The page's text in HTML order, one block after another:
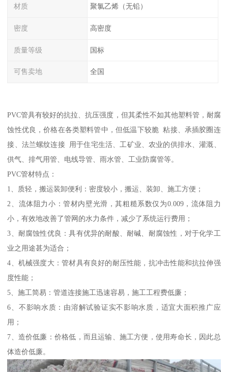
材质 聚氯乙烯（无铅）
密度 高密度
质量等级 国标
可售卖地 全国
PVC管具有较好的抗拉、抗压强度，但其柔性不如其他塑料管，耐腐
蚀性优良，价格在各类塑料管中，但低温下较脆 粘接、承插胶圈连
接、法兰螺纹连接 用于住宅生活、工矿业、农业的供排水、灌溉、
供气、排气用管、电线导管、雨水管、工业防腐管等。
PVC管材特点：
1、质轻，搬运装卸便利：密度较小，搬运、装卸、施工方便；
2、流体阻力小：管材内壁光滑，其粗糙系数仅为0.009，流体阻力
小，有效地改善了管网的水力条件，减少了系统运行费用；
3、耐腐蚀性优良：具有优异的耐酸、耐碱、耐腐蚀性，对于化学工
业之用途甚为适合；
4、机械强度大：管材具有良好的耐压性能，抗冲击性能和抗拉伸强
度性能；
5、施工简易：管道连接施工迅速容易，施工工程费低廉；
6、不影响水质：由溶解试验证实不影响水质，适宜大面积推广应
用；
7、造价低廉：价格低，而且运输、施工方便，使用寿命长，因此总
体造价低廉。